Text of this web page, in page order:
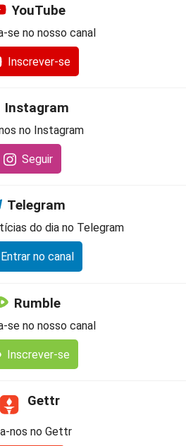
YouTube
se no nosso canal
Inscrever-se
Instagram
no Instagram
Seguir
Telegram
do dia no Telegram
Entrar no canal
Rumble
se no nosso canal
Inscrever-se
Gettr
nos no Gettr